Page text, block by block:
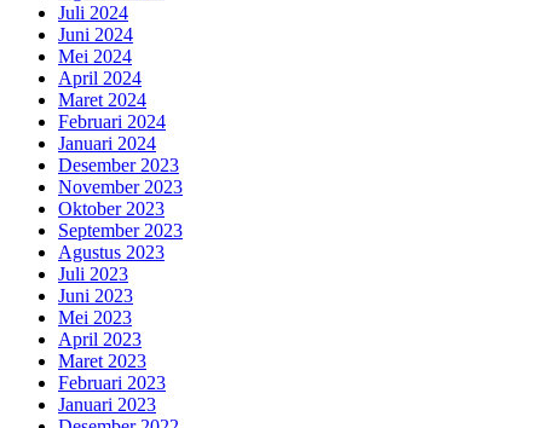
Juli 2024
Juni 2024
Mei 2024
April 2024
Maret 2024
Februari 2024
Januari 2024
Desember 2023
November 2023
Oktober 2023
September 2023
Agustus 2023
Juli 2023
Juni 2023
Mei 2023
April 2023
Maret 2023
Februari 2023
Januari 2023